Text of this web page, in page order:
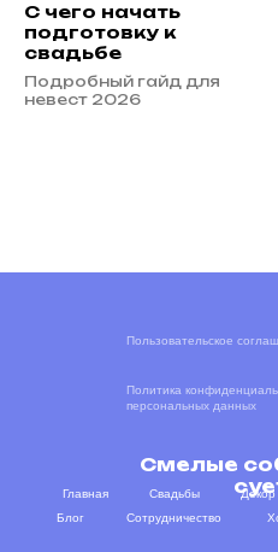
С чего начать
подготовку к
свадьбе
Подробный гайд для
невест 2026
Смелые
Главная Свадьбы Декор
Блог
Сотрудничество
Пользовательское
Политика
персональных данных